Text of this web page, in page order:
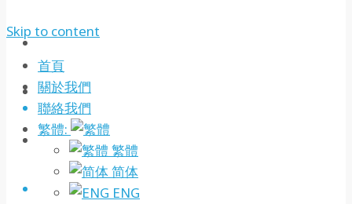
通告
關於我們
聯絡我們
Skip to content
首頁
關於我們
聯絡我們
繁體:
繁體
简体
ENG